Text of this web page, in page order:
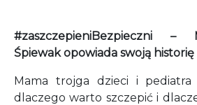
#zaszczepieniBezpieczni –
Śpiewak opowiada swoją historię
Mama trojga dzieci i
dlaczego warto szczepić i